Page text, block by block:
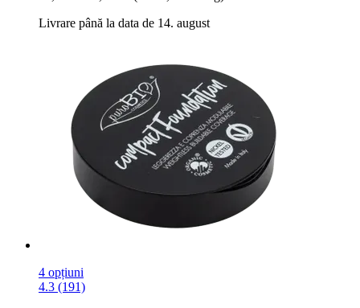
Livrare până la data de 14. august
4 opțiuni
4.3 (191)